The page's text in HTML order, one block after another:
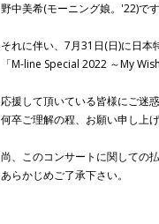
野中美希(モーニング娘。'22)で
それに伴い、7月31日(日)に日本
「M-line Special 2022 ～My
応援して頂いている皆様にご迷
何卒ご理解の程、お願い申し上げ
尚、このコンサートに関しての
あらかじめご了承下さい。